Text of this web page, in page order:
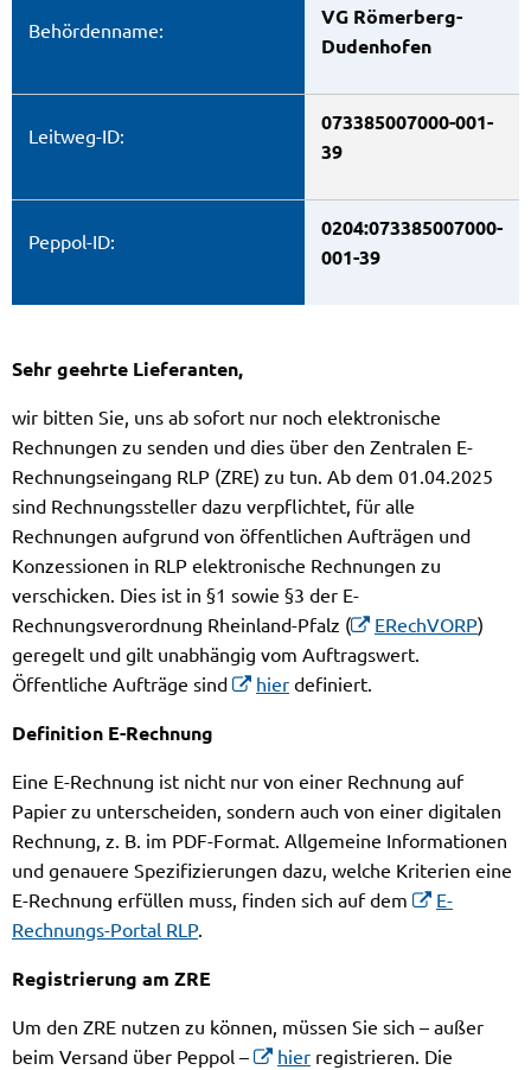
Behördenname:
VG Römerberg-
Dudenhofen
Leitweg-ID:
073385007000-001-
39
Peppol-ID:
0204:073385007000-
001-39
Sehr geehrte Lieferanten,
wir bitten Sie, uns ab sofort nur noch elektronische
Rechnungen zu senden und dies über den Zentralen E-
Rechnungseingang RLP (ZRE) zu tun. Ab dem 01.04.2025
sind Rechnungssteller dazu verpflichtet, für alle
Rechnungen aufgrund von öffentlichen Aufträgen und
Konzessionen in RLP elektronische Rechnungen zu
verschicken. Dies ist in §1 sowie §3 der E-
Rechnungsverordnung Rheinland-Pfalz (
ERechVORP)
geregelt und gilt unabhängig vom Auftragswert.
Öffentliche Aufträge sind
hier definiert.
Definition E-Rechnung
Eine E-Rechnung ist nicht nur von einer Rechnung auf
Papier zu unterscheiden, sondern auch von einer digitalen
Rechnung, z. B. im PDF-Format. Allgemeine Informationen
und genauere Spezifizierungen dazu, welche Kriterien eine
E-Rechnung erfüllen muss, finden sich auf dem
E-
Rechnungs-Portal RLP.
Registrierung am ZRE
Um den ZRE nutzen zu können, müssen Sie sich – außer
beim Versand über Peppol –
hier registrieren. Die